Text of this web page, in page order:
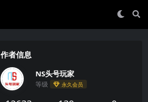
作者信息
NS头号玩家
等级 永久会员